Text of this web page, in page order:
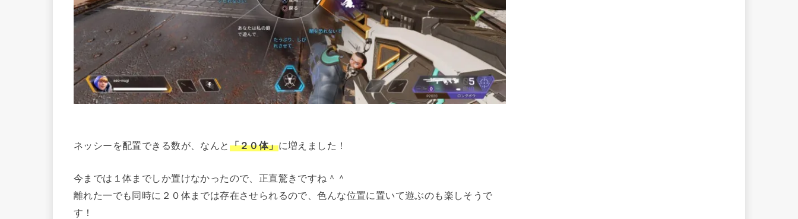
ネッシーを配置できる数が、なんと 「２０体」に増えました！
今までは１体までしか置けなかったので、正直驚きですね＾＾
離れた一でも同時に２０体までは存在させられるので、色んな位置に置いて遊ぶのも楽しそうで
す！